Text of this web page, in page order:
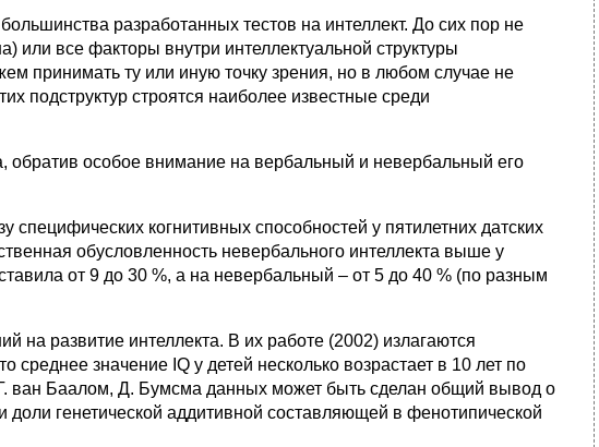
разработанных тестов на интеллект. До сих пор не
или все факторы внутри интеллектуальной структуры
принимать ту или иную точку зрения, но в любом случае не
подструктур строятся наиболее известные среди
обратив особое внимание на вербальный и невербальный его
когнитивных способностей у пятилетних датских
обусловленность невербального интеллекта выше у
от 9 до 30 %, а на невербальный – от 5 до 40 % (по разным
на развитие интеллекта. В их работе (2002) излагаются
среднее значение IQ у детей несколько возрастает в 10 лет по
ван Баалом, Д. Бумсма данных может быть сделан общий вывод о
генетической аддитивной составляющей в фенотипической